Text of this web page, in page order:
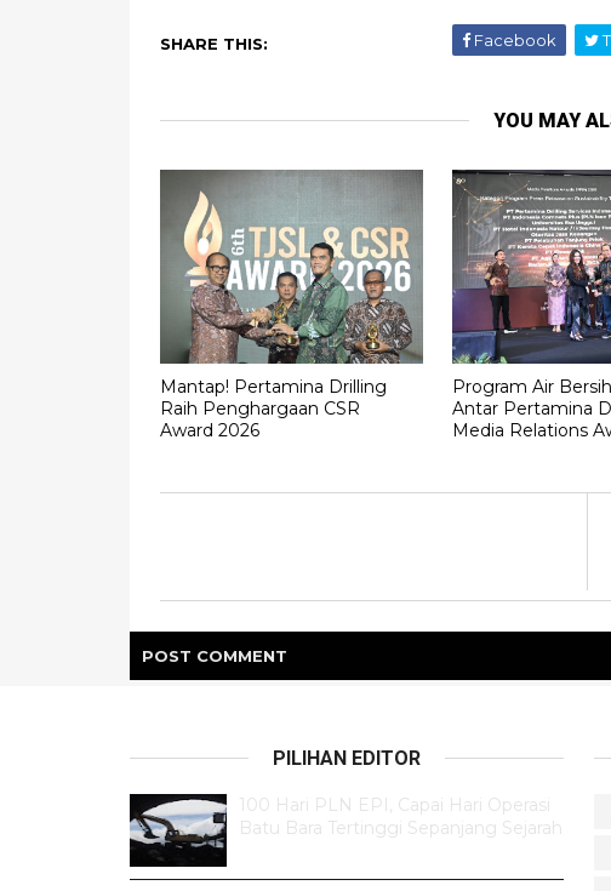
SHARE THIS: Facebook
YOU MAY
Mantap! Pertamina Drilling
Raih Penghargaan CSR
Award 2026
Program Air
Antar Pertamina
Media Relations
POST COMMENT
PILIHAN EDITOR
100 Hari PLN EPI, Capai Hari Operasi
Batu Bara Tertinggi Sepanjang Sejarah